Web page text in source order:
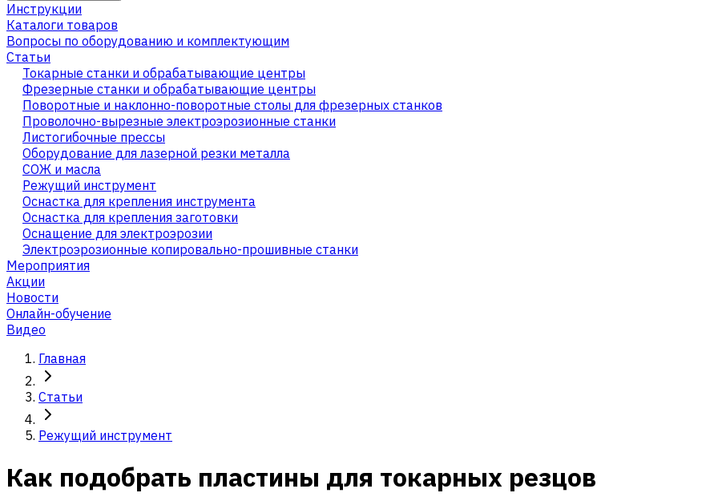
Инструкции
Каталоги товаров
Вопросы по оборудованию и комплектующим
Статьи
Токарные станки и обрабатывающие центры
Фрезерные станки и обрабатывающие центры
Поворотные и наклонно-поворотные столы для фрезерных станков
Проволочно-вырезные электроэрозионные станки
Листогибочные прессы
Оборудование для лазерной резки металла
СОЖ и масла
Режущий инструмент
Оснастка для крепления инструмента
Оснастка для крепления заготовки
Оснащение для электроэрозии
Электроэрозионные копировально-прошивные станки
Мероприятия
Акции
Новости
Онлайн-обучение
Видео
Главная
Статьи
Режущий инструмент
Как подобрать пластины для токарных резцов